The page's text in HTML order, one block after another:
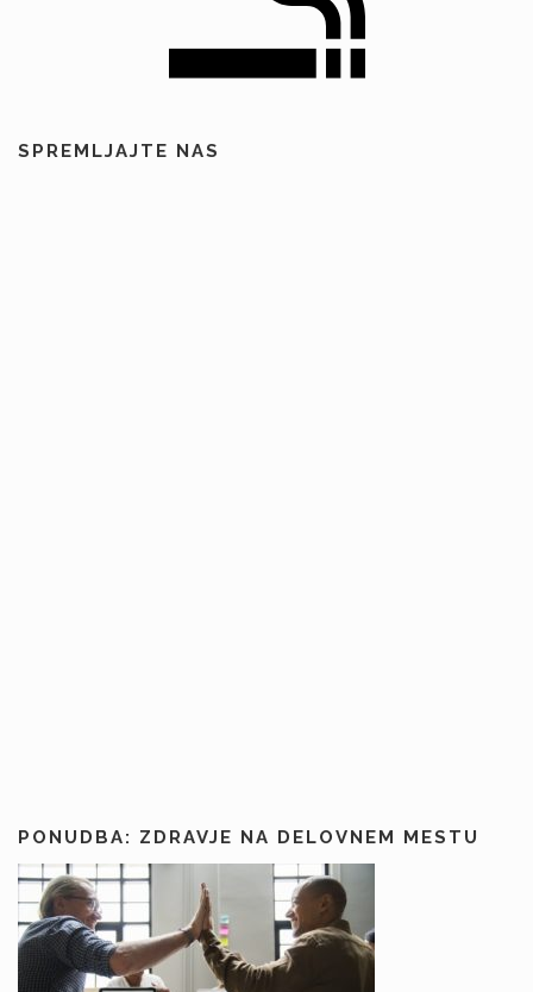
SPREMLJAJTE NAS
PONUDBA: ZDRAVJE NA DELOVNEM MESTU